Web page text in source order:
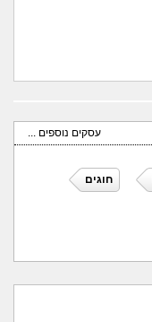
עסקים נוספים ...
חוגים